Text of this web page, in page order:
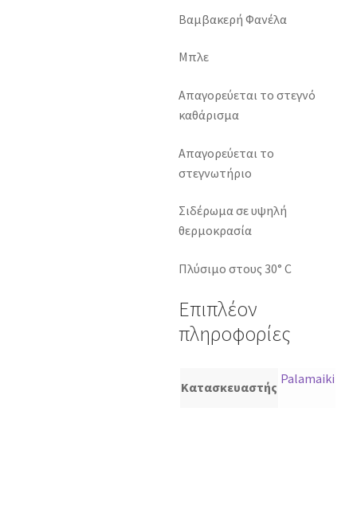
Βαμβακερή Φανέλα
Μπλε
Απαγορεύεται το στεγνό
καθάρισμα
Απαγορεύεται το
στεγνωτήριο
Σιδέρωμα σε υψηλή
θερμοκρασία
Πλύσιμο στους 30° C
Επιπλέον
πληροφορίες
Κατασκευαστής
Palamaiki